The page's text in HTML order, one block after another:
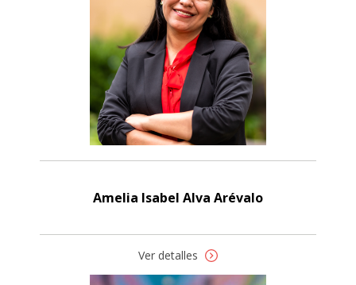
Amelia Isabel Alva Arévalo
Ver detalles